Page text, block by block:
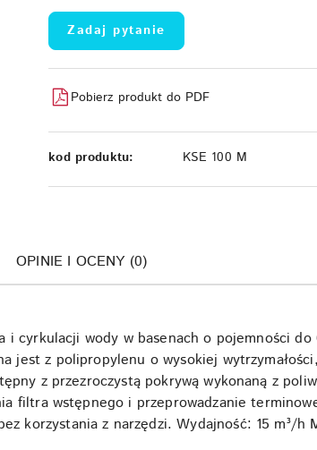
Zadaj pytanie
Pobierz produkt do PDF
kod produktu: KSE 100 M
OPINIE I OCENY (0)
i cyrkulacji wody w basenach o pojemności
jest z polipropylenu o wysokiej
z przezroczystą pokrywą wykonaną z
filtra wstępnego i przeprowadzanie
korzystania z narzędzi. Wydajność: 15 m³/h